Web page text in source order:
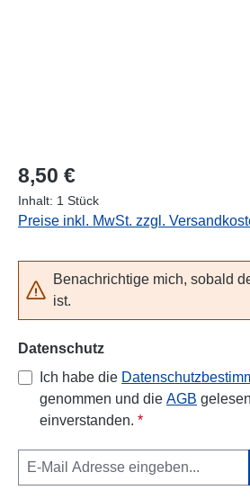
Regulärer Preis:
8,50 €
Inhalt: 1 Stück
Preise inkl. MwSt. zzgl.
Benachrichtige mich, sobald
ist.
Datenschutz
Ich habe die
genommen und die AGB
einverstanden. *